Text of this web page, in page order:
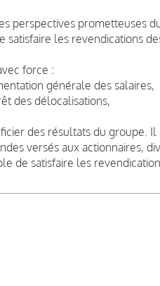
perspectives prometteuses
les revendications
force :
générale des salaires,
des délocalisations,
des résultats du groupe.
versés aux actionnaires,
de satisfaire les